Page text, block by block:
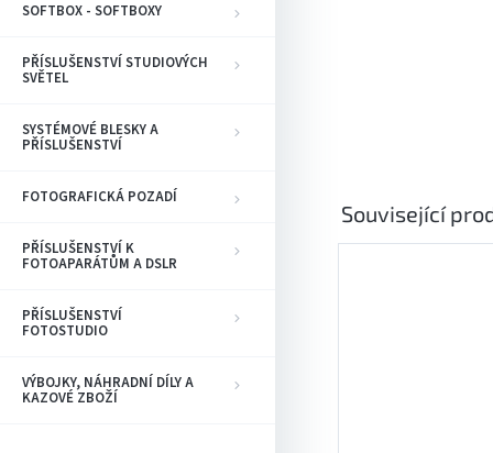
SOFTBOX - SOFTBOXY
PŘÍSLUŠENSTVÍ STUDIOVÝCH
SVĚTEL
SYSTÉMOVÉ BLESKY A
PŘÍSLUŠENSTVÍ
FOTOGRAFICKÁ POZADÍ
PŘÍSLUŠENSTVÍ K
FOTOAPARÁTŮM A DSLR
PŘÍSLUŠENSTVÍ
FOTOSTUDIO
VÝBOJKY, NÁHRADNÍ DÍLY A
KAZOVÉ ZBOŽÍ
Související